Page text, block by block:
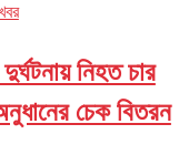
নিহত চার
চেক বিতরন